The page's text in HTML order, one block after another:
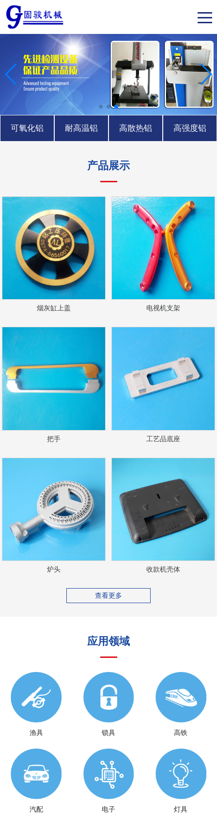
可氧化铝 耐高温铝 高散热铝 高强度铝
产品展示
烟灰缸上盖 电视机支架
把手 工艺品底座
炉头 收款机壳体
查看更多
应用领域
渔具 锁具 高铁
汽配 电子 灯具